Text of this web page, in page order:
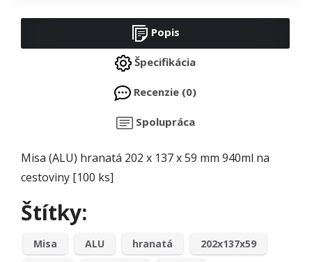
Popis
Špecifikácia
Recenzie (0)
Spolupráca
Misa (ALU) hranatá 202 x 137 x 59 mm 940ml na
cestoviny [100 ks]
Štítky:
Misa ALU hranatá
202x137x59